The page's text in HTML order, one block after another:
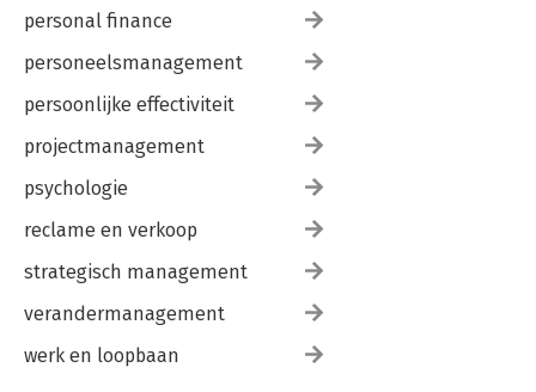
personal finance
personeelsmanagement
persoonlijke effectiviteit
projectmanagement
psychologie
reclame en verkoop
strategisch management
verandermanagement
werk en loopbaan